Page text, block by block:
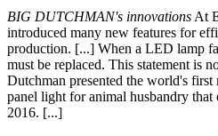
BIG DUTCHMAN's innovations At
introduced many new features for
production. [...] When a LED lamp
must be replaced. This statement is
Dutchman presented the world's
panel light for animal husbandry that
2016. [...]